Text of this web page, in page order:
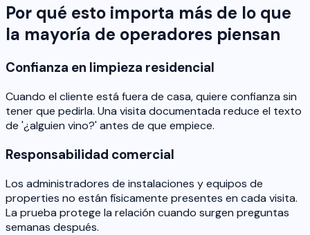
Por qué esto importa más de lo que
la mayoría de operadores piensan
Confianza en limpieza residencial
Cuando el cliente está fuera de casa, quiere confianza sin
tener que pedirla. Una visita documentada reduce el texto
de '¿alguien vino?' antes de que empiece.
Responsabilidad comercial
Los administradores de instalaciones y equipos de
properties no están físicamente presentes en cada visita.
La prueba protege la relación cuando surgen preguntas
semanas después.